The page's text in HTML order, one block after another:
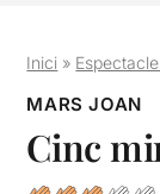
Inici »
MARS JOAN
Cinc